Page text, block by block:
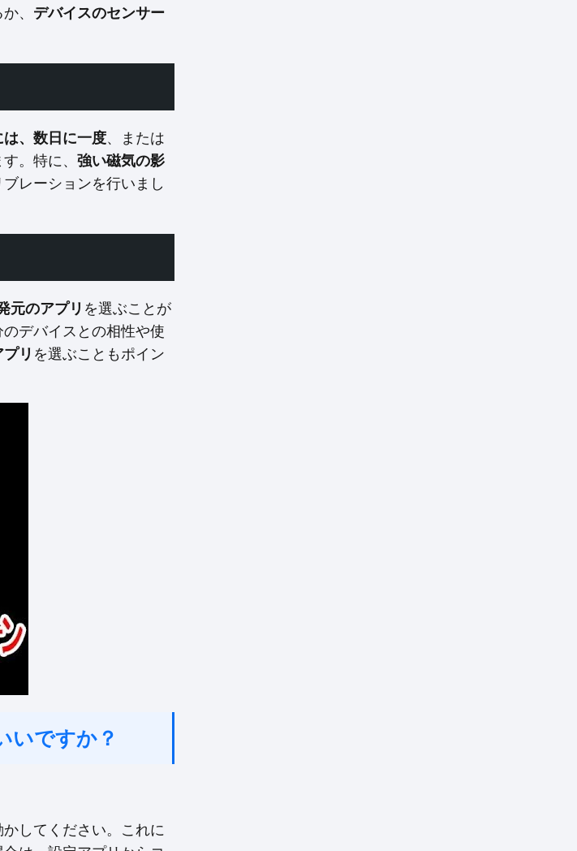
、 デバイスのセンサー
は、数日に一度、または
。特に、 強い磁気の影
レーションを行いまし
元のアプリ を選ぶことが
のデバイスとの相性や使
リ を選ぶこともポイン
いですか？
してください。これに